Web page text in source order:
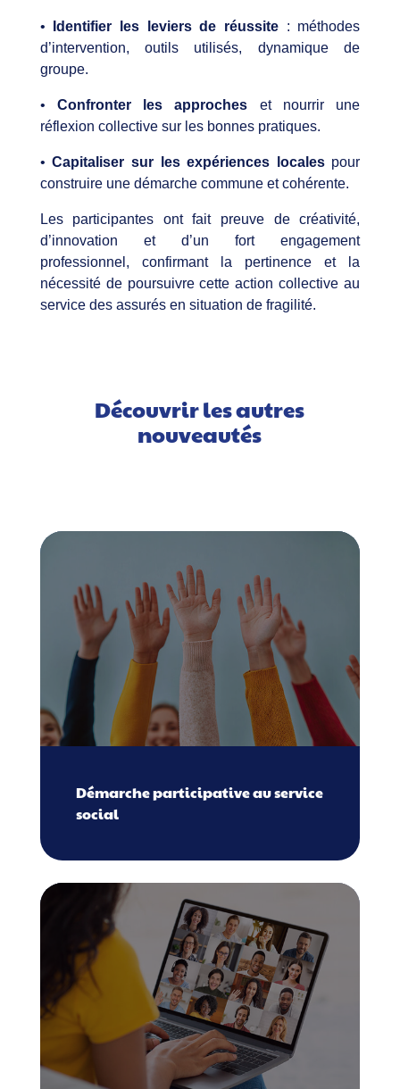
• Identifier les leviers de réussite: méthodes
d’intervention, outils utilisés, dynamique de
groupe.​
•Confronter les approches et nourrir une
réflexion collective sur les bonnes pratiques.​
•Capitaliser sur les expériences localespour
construire une démarche commune et cohérente.​
Les participantes ont fait preuve de créativité,
d’innovation et d’un fort engagement
professionnel, confirmant la pertinence et la
nécessité de poursuivre cette action collective au
service des assurés en situation de fragilité.​
Découvrir les autres
nouveautés
Démarche participative au service
social